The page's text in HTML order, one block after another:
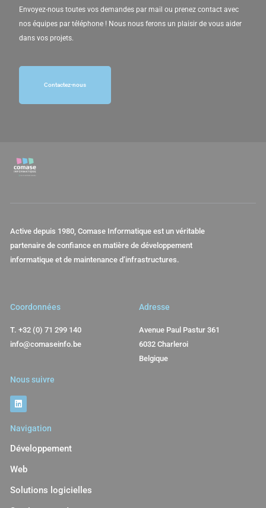
Envoyez-nous toutes vos demandes par mail ou prenez contact avec
nos équipes par téléphone ! Nous nous ferons un plaisir de vous aider
dans vos projets.
Contactez-nous
Active depuis 1980, Comase Informatique est un véritable
partenaire de confiance en matière de développement
informatique et de maintenance d’infrastructures.
Coordonnées
T. +32 (0) 71 299 140
info@comaseinfo.be
Nous suivre
Adresse
Avenue Paul Pastur 361
6032 Charleroi
Belgique
Navigation
Développement
Web
Solutions logicielles